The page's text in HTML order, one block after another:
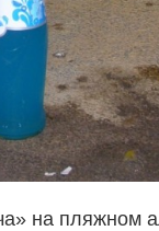
на пляжном